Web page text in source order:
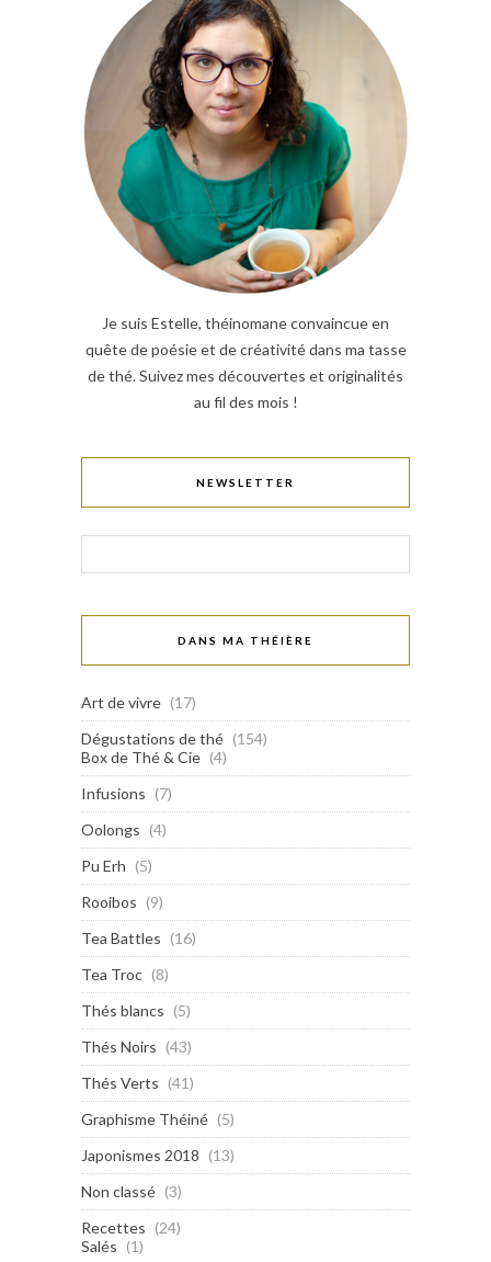
Je suis Estelle, théinomane convaincue en
quête de poésie et de créativité dans ma tasse
de thé. Suivez mes découvertes et originalités
au fil des mois !
NEWSLETTER
DANS MA THÉIÈRE
Art de vivre (17)
Dégustations de thé (154)
Box de Thé & Cie (4)
Infusions (7)
Oolongs (4)
Pu Erh (5)
Rooibos (9)
Tea Battles (16)
Tea Troc (8)
Thés blancs (5)
Thés Noirs (43)
Thés Verts (41)
Graphisme Théiné (5)
Japonismes 2018 (13)
Non classé (3)
Recettes (24)
Salés (1)